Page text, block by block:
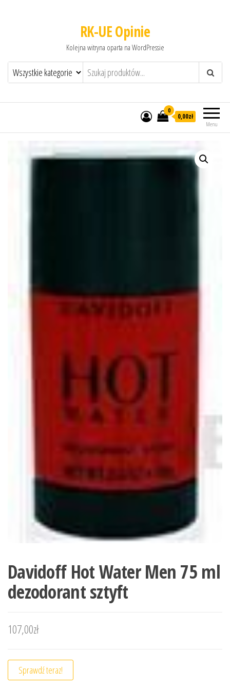
RK-UE Opinie
Kolejna witryna oparta na WordPressie
Menu
0
0,00zł
Davidoff Hot Water Men 75 ml
dezodorant sztyft
107,00zł
Sprawdź teraz!